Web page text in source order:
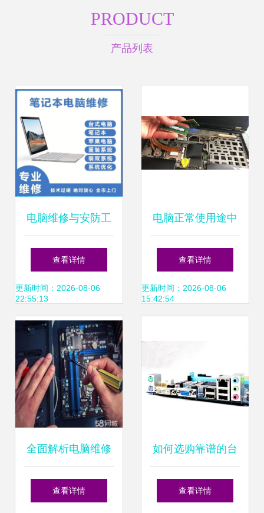
PRODUCT
产品列表
电脑维修与安防工
程 武汉24小时专业
上门服务
查看详情
更新时间：2026-08-06
22:55:13
电脑正常使用途中
会自动关机或黑
屏？三种方案助您
查看详情
更新时间：2026-08-06
15:42:54
全面解析电脑维修
服务 从投影仪故障
查看详情
如何选购靠谱的台
式电脑 从配置、保
查看详情